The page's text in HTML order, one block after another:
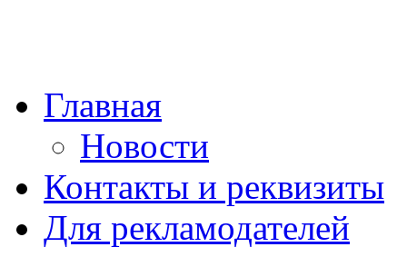
Главная
Новости
Контакты и реквизиты
Для рекламодателей